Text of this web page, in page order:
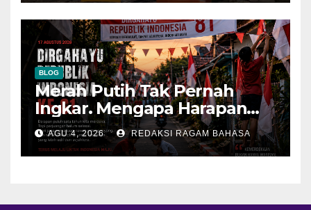
BLOG
Merah Putih Tak Pernah
Ingkar. Mengapa Harapan
Terasa Memudar?
AGU 4, 2026 REDAKSI RAGAM BAHASA